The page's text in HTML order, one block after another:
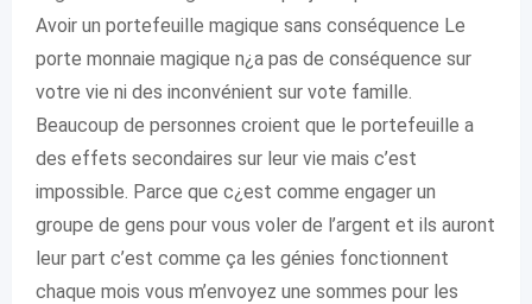
Avoir un portefeuille magique sans conséquence Le
porte monnaie magique n¿a pas de conséquence sur
votre vie ni des inconvénient sur vote famille.
Beaucoup de personnes croient que le portefeuille a
des effets secondaires sur leur vie mais c’est
impossible. Parce que c¿est comme engager un
groupe de gens pour vous voler de l’argent et ils auront
leur part c’est comme ça les génies fonctionnent
chaque mois vous m’envoyez une sommes pour les